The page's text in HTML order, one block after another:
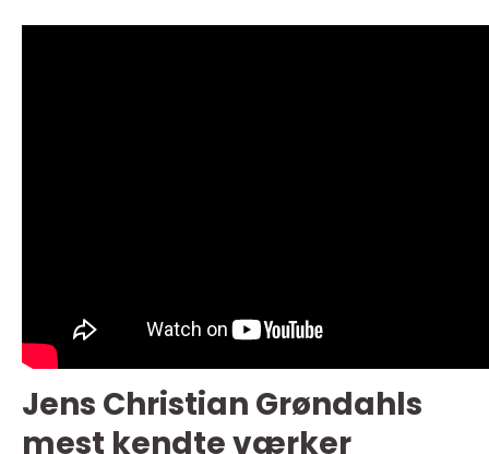
Jens Christian Grøndahls
mest kendte værker